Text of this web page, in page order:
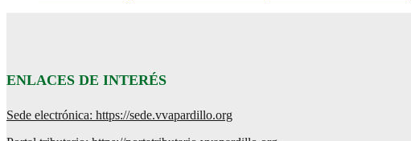
ENLACES DE INTERÉS
Sede electrónica: https://sede.vvapardillo.org